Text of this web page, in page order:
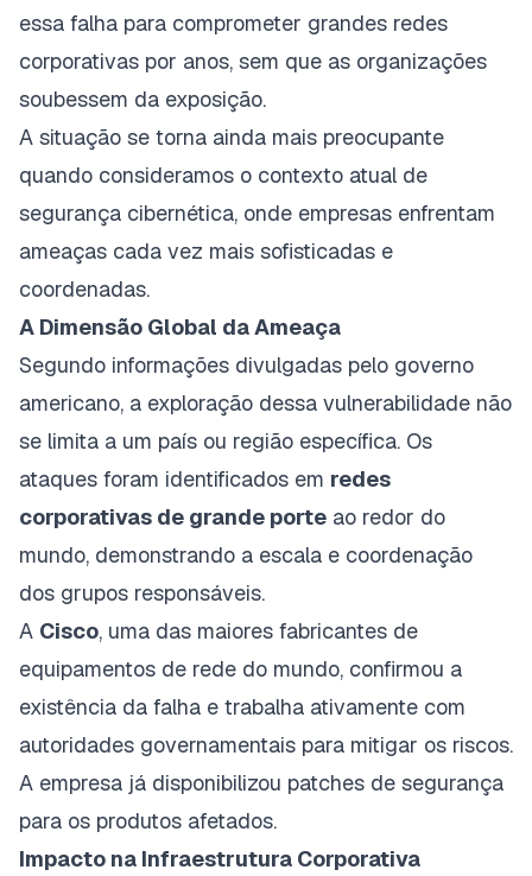
essa falha para comprometer grandes redes
corporativas por anos, sem que as organizações
soubessem da exposição.
A situação se torna ainda mais preocupante
quando consideramos o contexto atual de
segurança cibernética, onde empresas enfrentam
ameaças cada vez mais sofisticadas e
coordenadas.
A Dimensão Global da Ameaça
Segundo informações divulgadas pelo governo
americano, a exploração dessa vulnerabilidade não
se limita a um país ou região específica. Os
ataques foram identificados em redes
corporativas de grande porte ao redor do
mundo, demonstrando a escala e coordenação
dos grupos responsáveis.
A Cisco, uma das maiores fabricantes de
equipamentos de rede do mundo, confirmou a
existência da falha e trabalha ativamente com
autoridades governamentais para mitigar os riscos.
A empresa já disponibilizou patches de segurança
para os produtos afetados.
Impacto na Infraestrutura Corporativa